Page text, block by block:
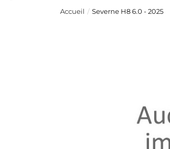
Accueil Severne H8 6.0 - 2025